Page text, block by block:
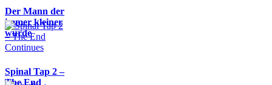
Der Mann der
immer kleiner
wurde
Spinal Tap 2 –
The End